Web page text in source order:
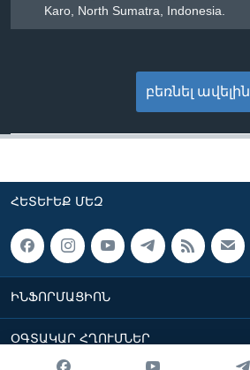
Karo, North Sumatra, Indonesia.
բեռնել ավելին
ՀԵՏԵՒԵՔ ՄԵԶ
ԻՆՖՈՐՄԱՑԻՈՆ
ՕԳՏԱԿԱՐ ՀՂՈՒՄՆԵՐ